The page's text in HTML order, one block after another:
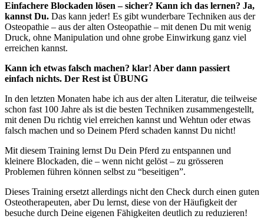
Einfachere Blockaden lösen – sicher? Kann ich das lernen? Ja,
kannst Du. Das kann jeder! Es gibt wunderbare Techniken aus der
Osteopathie – aus der alten Osteopathie – mit denen Du mit wenig
Druck, ohne Manipulation und ohne grobe Einwirkung ganz viel
erreichen kannst.
Kann ich etwas falsch machen? klar! Aber dann passiert
einfach nichts. Der Rest ist ÜBUNG
In den letzten Monaten habe ich aus der alten Literatur, die teilweise
schon fast 100 Jahre als ist die besten Techniken zusammengestellt,
mit denen Du richtig viel erreichen kannst und Wehtun oder etwas
falsch machen und so Deinem Pferd schaden kannst Du nicht!
Mit diesem Training lernst Du Dein Pferd zu entspannen und
kleinere Blockaden, die – wenn nicht gelöst – zu grösseren
Problemen führen können selbst zu “beseitigen”.
Dieses Training ersetzt allerdings nicht den Check durch einen guten
Osteotherapeuten, aber Du lernst, diese von der Häufigkeit der
besuche durch Deine eigenen Fähigkeiten deutlich zu reduzieren!